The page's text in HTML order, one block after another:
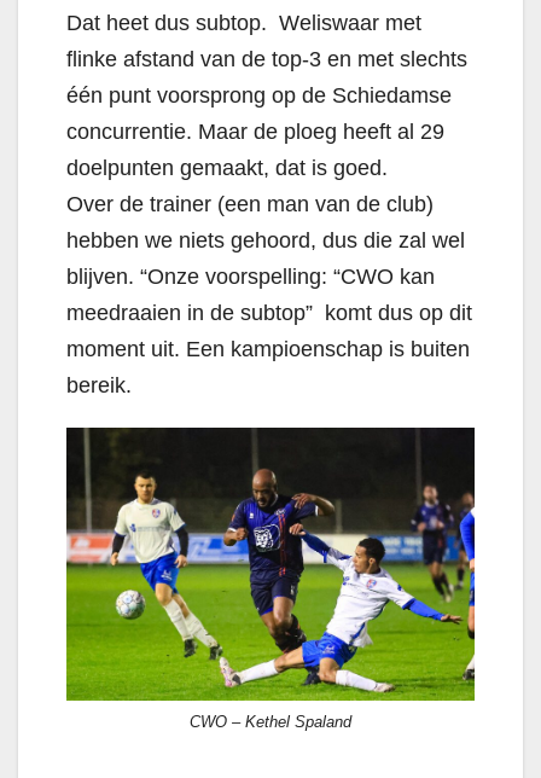
Dat heet dus subtop. Weliswaar met
flinke afstand van de top-3 en met slechts
één punt voorsprong op de Schiedamse
concurrentie. Maar de ploeg heeft al 29
doelpunten gemaakt, dat is goed.
Over de trainer (een man van de club)
hebben we niets gehoord, dus die zal wel
blijven. “Onze voorspelling: “CWO kan
meedraaien in de subtop” komt dus op dit
moment uit. Een kampioenschap is buiten
bereik.
CWO – Kethel Spaland